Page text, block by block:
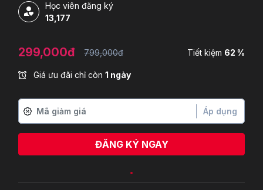
Học viên đăng ký
13,177
299,000đ 799,000đ Tiết kiệm 62 %
Giá ưu đãi chỉ còn 1 ngày
Áp dụng
ĐĂNG KÝ NGAY
Võ tường duy